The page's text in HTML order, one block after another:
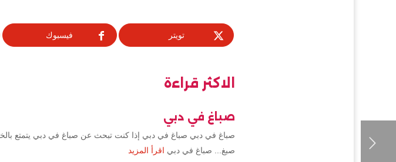
تويتر فيسبوك
الاكثر قراءة
صباغ في دبي
صباغ في دبي صباغ في دبي إذا كنت تبحث عن صباغ في دبي يتمتع
صبغ... صباغ في دبي اقرأ المزيد